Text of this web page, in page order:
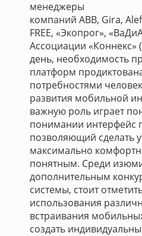
менеджеры
компаний ABB, Gira,
FREE, «Экопрог»,
Ассоциации «Коннекс»
день, необходимость
платформ
потребностями
развития мобильной
важную роль играет
понимании интерфейс
позволяющий сделать
максимально
понятным. Среди
дополнительным
системы, стоит
использования
встраивания
создать